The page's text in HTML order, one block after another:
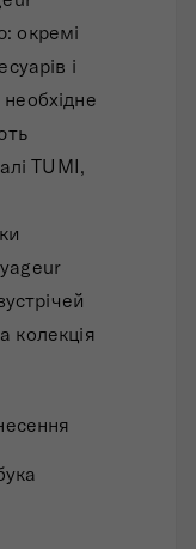
окремі
і
TUMI,
колекція